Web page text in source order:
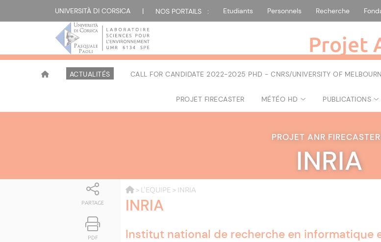
UNIVERSITÀ DI CORSICA | NOS PORTAILS : Etudiants Personnels Recherche
Projet
ACTUALITÉS CALL FOR CANDIDATE 2022-2025 PHD - CNRS/UNIVERSITY OF
PROJET FIRECASTER MÉTÉO HD PUBLICATIONS
PROJET ANR FIRECASTER
INRIA
PARTAGE
PDF
> L'EQUIPE > INRIA
INRIA
Institut national de recherche en informatique